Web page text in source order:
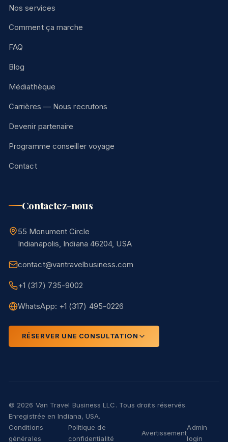
Nos services
Comment ça marche
FAQ
Blog
Médiathèque
Carrières — Nous recrutons
Devenir partenaire
Programme conseiller voyage
Contact
Contactez-nous
55 Monument Circle
Indianapolis, Indiana 46204, USA
contact@vantravelbusiness.com
+1 (317) 735-9002
WhatsApp: +1 (317) 495-0226
RÉSERVER UNE CONSULTATION
© 2026 Van Travel Business LLC. Tous droits réservés.
Enregistrée en Indiana, USA.
Conditions
générales
Politique de
confidentialité
Avertissement
Admin
login